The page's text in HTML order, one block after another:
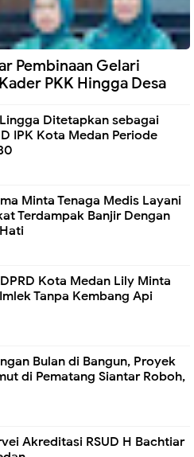
Pembinaan Gelari
PKK Hingga Desa
Ditetapkan sebagai
IPK Kota Medan Periode
Minta Tenaga Medis Layani
Terdampak Banjir Dengan
Kota Medan Lily Minta
Tanpa Kembang Api
Bulan di Bangun, Proyek
di Pematang Siantar Roboh,
Akreditasi RSUD H Bachtiar